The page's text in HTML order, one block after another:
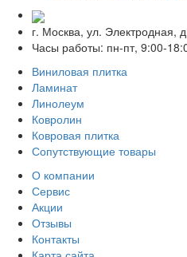
г. Москва, ул. Электродная,
Часы работы: пн-пт, 9:00-
Виниловая плитка
Ламинат
Линолеум
Ковролин
Ковровая плитка
Сопутствующие товары
О компании
Сервис
Акции
Отзывы
Контакты